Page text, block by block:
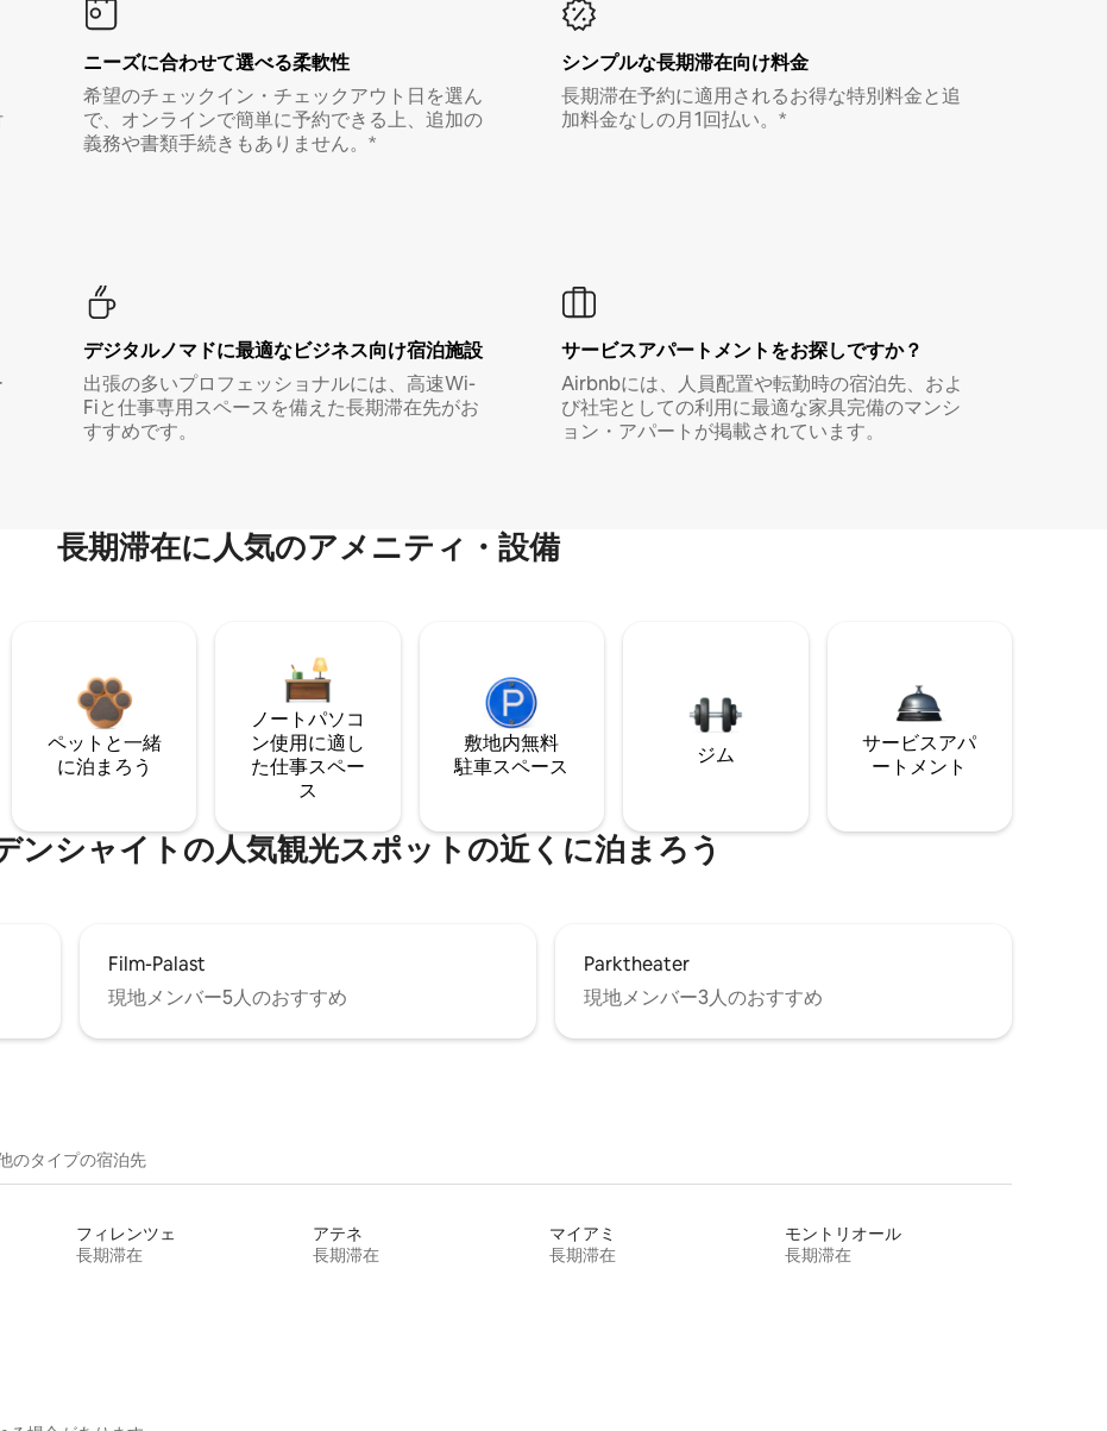
ニーズに合わせて選べる柔軟性
希望のチェックイン・チェックアウト日を選ん
で、オンラインで簡単に予約できる上、追加の
義務や書類手続きもありません。*
シンプルな長期滞在向け料金
長期滞在予約に適用されるお得な特別料金と追
加料金なしの月1回払い。*
デジタルノマド⁠に最⁠適⁠なビ⁠ジ⁠ネ⁠ス⁠向⁠け宿⁠泊⁠施⁠設
出張の多いプロフェッショナルには、高速Wi-
Fiと仕事専用スペースを備えた長期滞在先がお
すすめです。
サービスアパートメントをお探しですか？
Airbnbには、人員配置や転勤時の宿泊先、およ
び社宅としての利用に最適な家具完備のマンシ
ョン・アパートが掲載されています。
長期滞在に人気のアメニティ・設備
ペットと一緒
に泊まろう
ノートパソコ
ン使用に適し
た仕事スペー
ス
敷地内無料
駐⁠車ス⁠ペ⁠ー⁠ス
ジム
サービスアパ
ートメント
ンシャイトの人気観光スポットの近くに泊まろう
Film-Palast
現地メンバー5人のおすすめ
Parktheater
現地メンバー3人のおすすめ
のタ⁠イ⁠プ⁠の宿⁠泊⁠先
フィレンツェ
長期滞在
アテネ
長期滞在
マイアミ
長期滞在
モントリオール
長期滞在